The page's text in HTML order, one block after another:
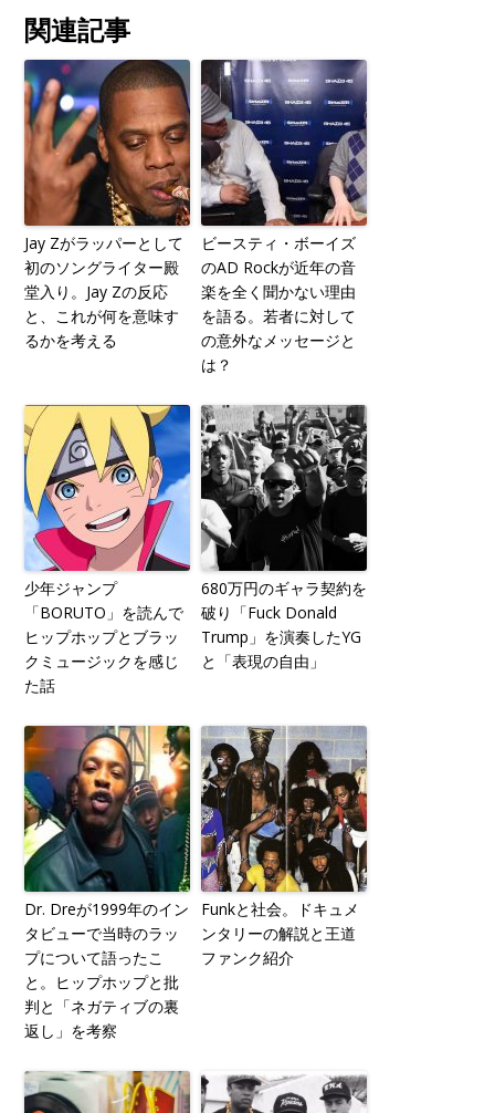
関連記事
Jay Zがラッパーとして
初のソングライター殿
堂入り。Jay Zの反応
と、これが何を意味す
るかを考える
ビースティ・ボーイズ
のAD Rockが近年の音
楽を全く聞かない理由
を語る。若者に対して
の意外なメッセージと
は？
少年ジャンプ
「BORUTO」を読んで
ヒップホップとブラッ
クミュージックを感じ
た話
680万円のギャラ契約を
破り「Fuck Donald
Trump」を演奏したYG
と「表現の自由」
Dr. Dreが1999年のイン
タビューで当時のラッ
プについて語ったこ
と。ヒップホップと批
判と「ネガティブの裏
返し」を考察
Funkと社会。ドキュメ
ンタリーの解説と王道
ファンク紹介